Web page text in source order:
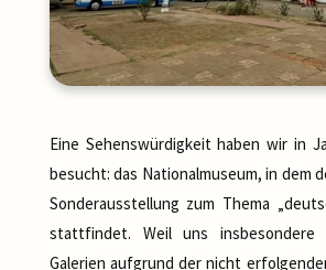
Eine Sehenswürdigkeit haben wir in
besucht: das Nationalmuseum, in dem
Sonderausstellung zum Thema
stattfindet. Weil uns insbesondere
Galerien aufgrund der nicht